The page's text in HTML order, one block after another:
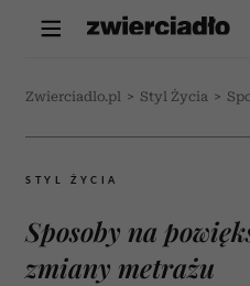
Zwierciadlo.pl > Styl Życia >
STYL ŻYCIA
Sposoby na
zmiany metrażu